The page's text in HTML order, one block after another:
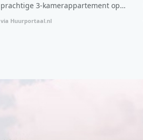
prachtige 3-kamerappartement op
de 6e verdieping biedt een ideale
van €107,50 per maand is dit een
via Huurportaal.nl